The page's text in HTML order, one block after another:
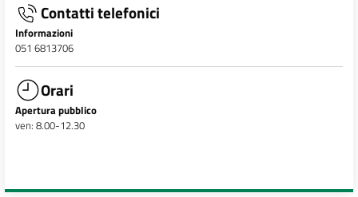
Contatti telefonici
Informazioni
051 6813706
Orari
Apertura pubblico
ven: 8.00-12.30